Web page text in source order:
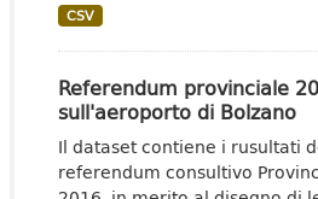
CSV
Referendum provinciale
sull'aeroporto di Bolzano
Il dataset contiene i rusultati
referendum consultivo